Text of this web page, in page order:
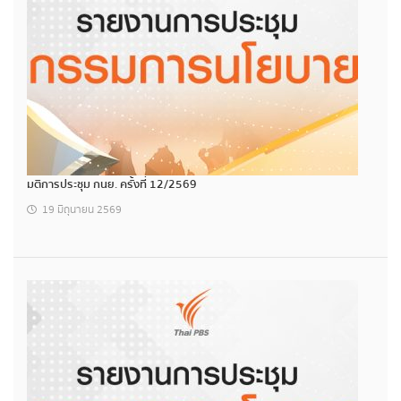
มติการประชุม กนย. ครั้งที่ 12/2569
19 มิถุนายน 2569